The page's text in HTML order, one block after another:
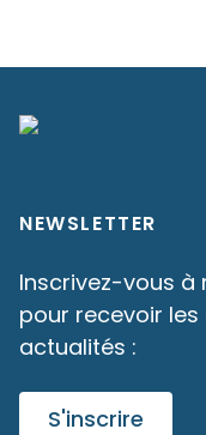
NEWSLETTER
Inscrivez-vous à
pour recevoir les
actualités :
S'inscrire